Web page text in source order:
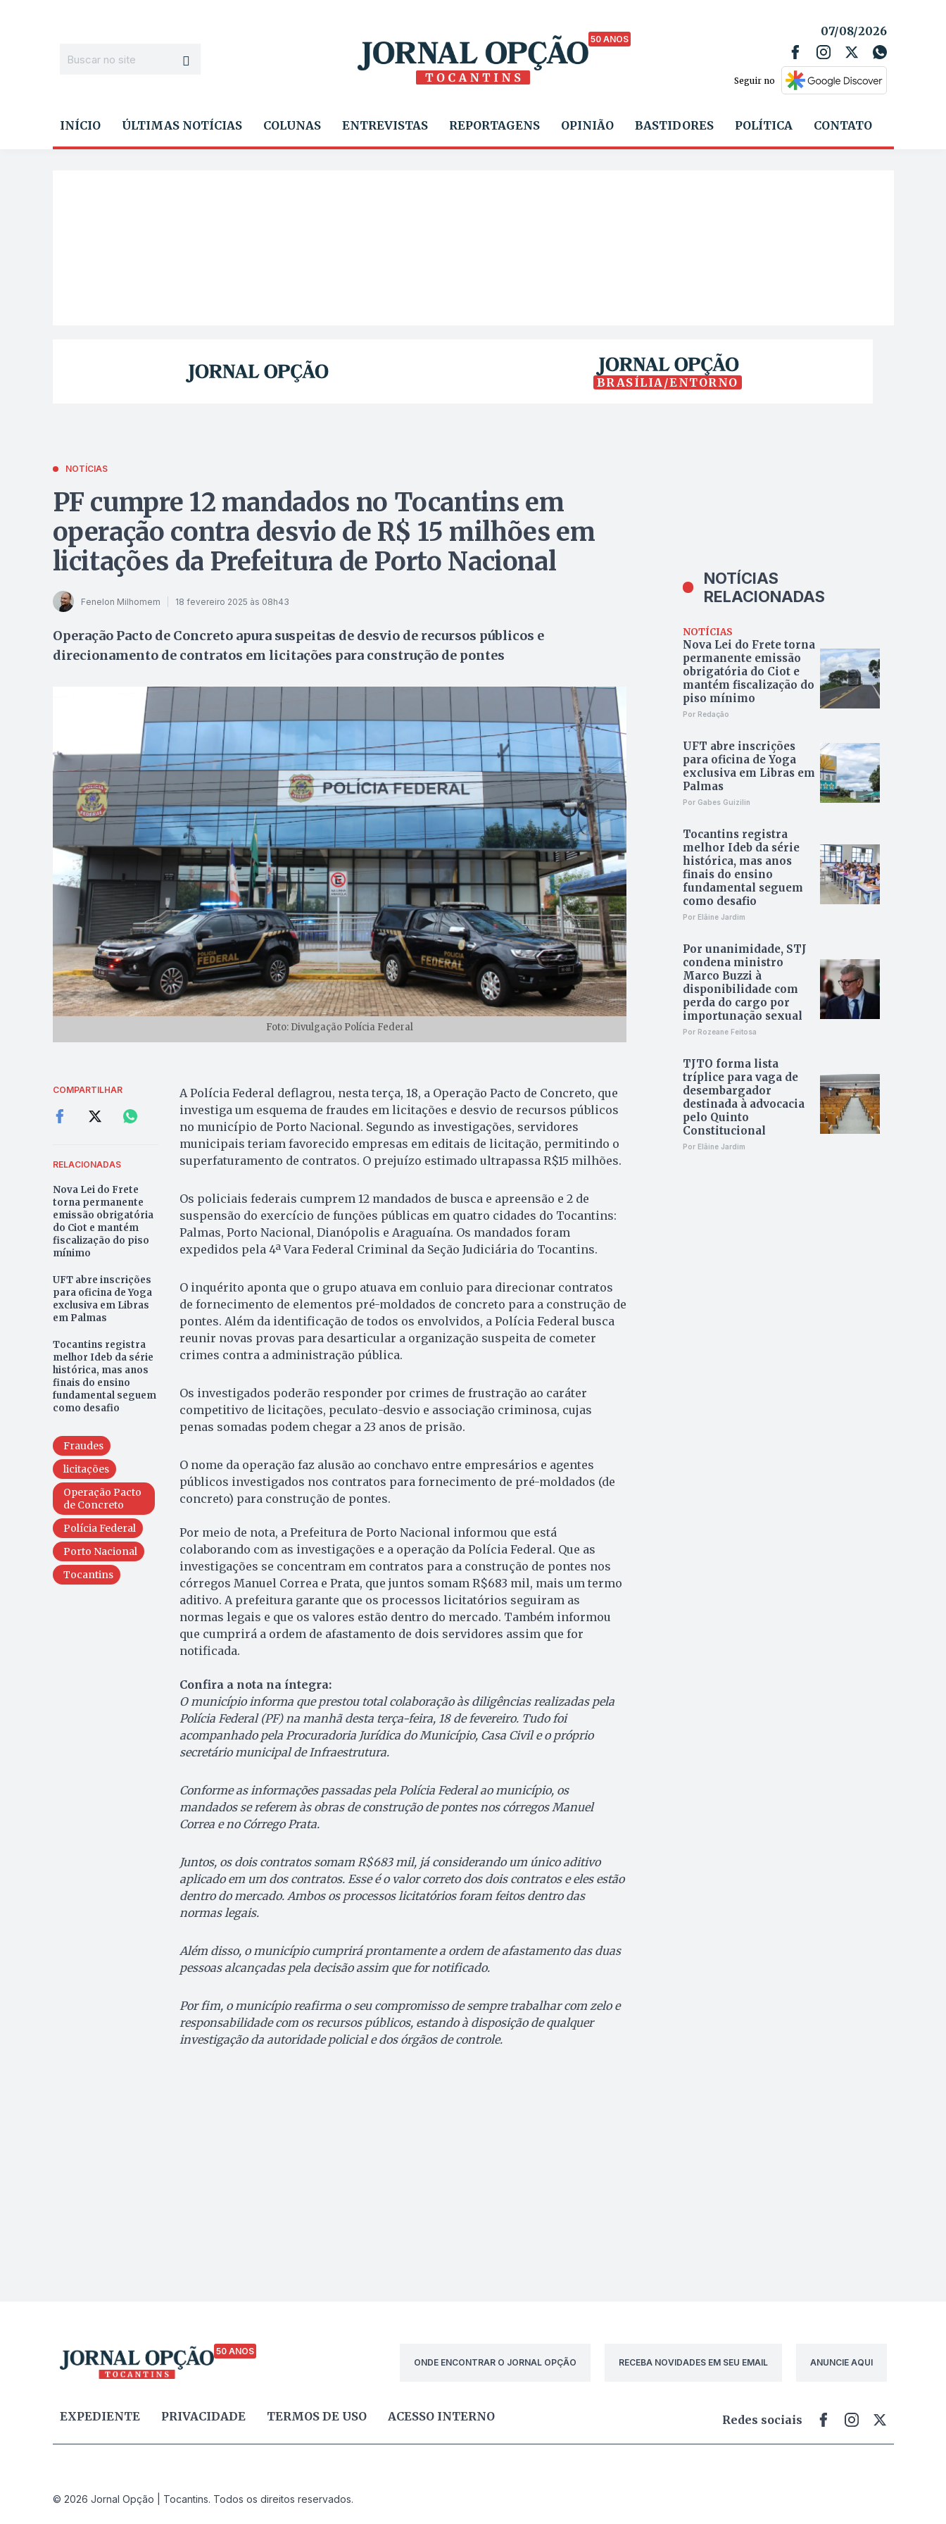
50 ANOS
07/08/2026
Seguir no
INÍCIO ÚLTIMAS NOTÍCIAS COLUNAS ENTREVISTAS REPORTAGENS OPINIÃO BASTIDORES POLÍTICA CONTATO
BRASÍLIA/ENTORNO
NOTÍCIAS
PF cumpre 12 mandados no Tocantins em
operação contra desvio de R$ 15 milhões em
licitações da Prefeitura de Porto Nacional
Fenelon Milhomem 18 fevereiro 2025 às 08h43
Operação Pacto de Concreto apura suspeitas de desvio de recursos públicos e
direcionamento de contratos em licitações para construção de pontes
Foto: Divulgação Polícia Federal
COMPARTILHAR
RELACIONADAS
Nova Lei do Frete
torna permanente
emissão obrigatória
do Ciot e mantém
fiscalização do piso
mínimo
UFT abre inscrições
para oficina de Yoga
exclusiva em Libras
em Palmas
Tocantins registra
melhor Ideb da série
histórica, mas anos
finais do ensino
fundamental seguem
como desafio
Fraudes
licitações
Operação Pacto
de Concreto
Polícia Federal
Porto Nacional
Tocantins
A Polícia Federal deflagrou, nesta terça, 18, a Operação Pacto de Concreto, que
investiga um esquema de fraudes em licitações e desvio de recursos públicos
no município de Porto Nacional. Segundo as investigações, servidores
municipais teriam favorecido empresas em editais de licitação, permitindo o
superfaturamento de contratos. O prejuízo estimado ultrapassa R$15 milhões.
Os policiais federais cumprem 12 mandados de busca e apreensão e 2 de
suspensão do exercício de funções públicas em quatro cidades do Tocantins:
Palmas, Porto Nacional, Dianópolis e Araguaína. Os mandados foram
expedidos pela 4ª Vara Federal Criminal da Seção Judiciária do Tocantins.
O inquérito aponta que o grupo atuava em conluio para direcionar contratos
de fornecimento de elementos pré-moldados de concreto para a construção de
pontes. Além da identificação de todos os envolvidos, a Polícia Federal busca
reunir novas provas para desarticular a organização suspeita de cometer
crimes contra a administração pública.
Os investigados poderão responder por crimes de frustração ao caráter
competitivo de licitações, peculato-desvio e associação criminosa, cujas
penas somadas podem chegar a 23 anos de prisão.
O nome da operação faz alusão ao conchavo entre empresários e agentes
públicos investigados nos contratos para fornecimento de pré-moldados (de
concreto) para construção de pontes.
Por meio de nota, a Prefeitura de Porto Nacional informou que está
colaborando com as investigações e a operação da Polícia Federal. Que as
investigações se concentram em contratos para a construção de pontes nos
córregos Manuel Correa e Prata, que juntos somam R$683 mil, mais um termo
aditivo. A prefeitura garante que os processos licitatórios seguiram as
normas legais e que os valores estão dentro do mercado. Também informou
que cumprirá a ordem de afastamento de dois servidores assim que for
notificada.
Confira a nota na íntegra:
O município informa que prestou total colaboração às diligências realizadas pela
Polícia Federal (PF) na manhã desta terça-feira, 18 de fevereiro. Tudo foi
acompanhado pela Procuradoria Jurídica do Município, Casa Civil e o próprio
secretário municipal de Infraestrutura.
Conforme as informações passadas pela Polícia Federal ao município, os
mandados se referem às obras de construção de pontes nos córregos Manuel
Correa e no Córrego Prata.
Juntos, os dois contratos somam R$683 mil, já considerando um único aditivo
aplicado em um dos contratos. Esse é o valor correto dos dois contratos e eles estão
dentro do mercado. Ambos os processos licitatórios foram feitos dentro das
normas legais.
Além disso, o município cumprirá prontamente a ordem de afastamento das duas
pessoas alcançadas pela decisão assim que for notificado.
Por fim, o município reafirma o seu compromisso de sempre trabalhar com zelo e
responsabilidade com os recursos públicos, estando à disposição de qualquer
investigação da autoridade policial e dos órgãos de controle.
NOTÍCIAS
RELACIONADAS
NOTÍCIAS
Nova Lei do Frete torna
permanente emissão
obrigatória do Ciot e
mantém fiscalização do
piso mínimo
Por Redação
UFT abre inscrições
para oficina de Yoga
exclusiva em Libras em
Palmas
Por Gabes Guizilin
Tocantins registra
melhor Ideb da série
histórica, mas anos
finais do ensino
fundamental seguem
como desafio
Por Elâine Jardim
Por unanimidade, STJ
condena ministro
Marco Buzzi à
disponibilidade com
perda do cargo por
importunação sexual
Por Rozeane Feitosa
TJTO forma lista
tríplice para vaga de
desembargador
destinada à advocacia
pelo Quinto
Constitucional
Por Elâine Jardim
50 ANOS
ONDE ENCONTRAR O JORNAL OPÇÃO
RECEBA NOVIDADES EM SEU EMAIL ANUNCIE AQUI
EXPEDIENTE PRIVACIDADE TERMOS DE USO ACESSO INTERNO Redes sociais
© 2026 Jornal Opção | Tocantins. Todos os direitos reservados.